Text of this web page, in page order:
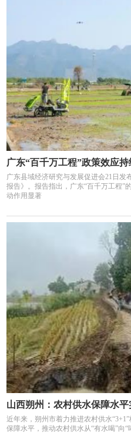
广东“百千万工程”政策效应
广东县域经济研究与发展促进会21日发
报告》。报告指出，广东“百千万工程”
动作用显著
山西朔州：农村供水保障水
近年来，朔州市着力推进农村供水
保障水平，推动农村供水从“有水喝”向“